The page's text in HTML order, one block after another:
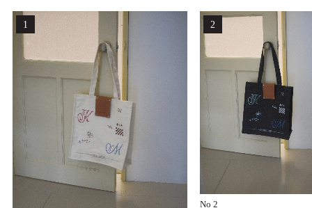
No 2